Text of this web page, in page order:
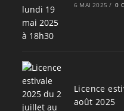
6 MAI 2025 / 0
Licence
août 2025